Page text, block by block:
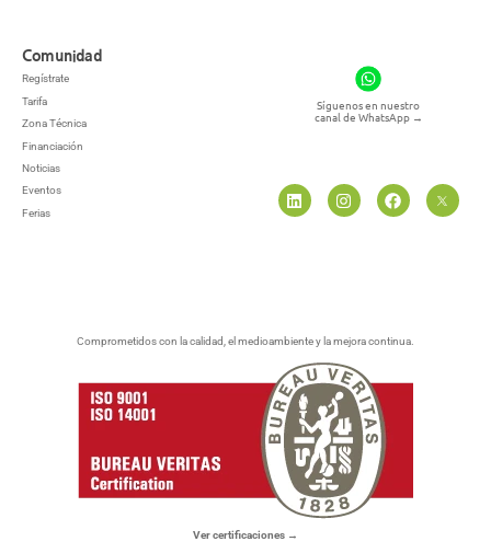
Comunidad
Regístrate
Tarifa
Zona Técnica
Financiación
Noticias
Eventos
Ferias
Síguenos en nuestro
canal de WhatsApp →
Comprometidos con la calidad, el medioambiente y la mejora continua.
Ver certificaciones →